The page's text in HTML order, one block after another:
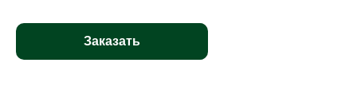
Заказать